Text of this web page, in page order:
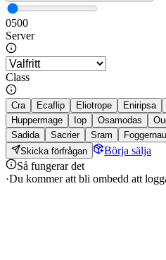
0500
Server
Class
Cra Ecaflip Eliotrope Eniripsa
Huppermage
Iop Osamodas
Sadida
Sacrier Sram
Skicka förfrågan
Börja sälja
Så fungerar det
·Du kommer att bli ombedd att